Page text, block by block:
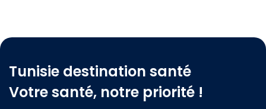
Tunisie destination santé
Votre santé, notre priorité !